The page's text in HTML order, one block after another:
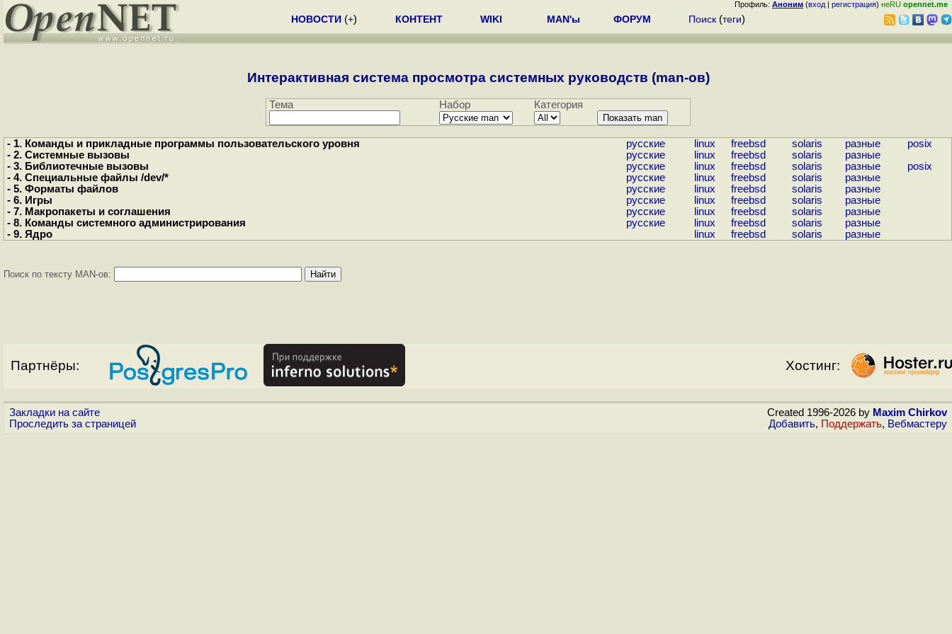
Профиль: Аноним (вход | регистрация) неRU opennet.me
НОВОСТИ (+) КОНТЕНТ WIKI MAN'ы ФОРУМ Поиск (теги)
Интерактивная система просмотра системных руководств (man-ов)
Тема Набор Категория
- 1. Команды и прикладные программы пользовательского уровня русские linux freebsd solaris разные
posix
- 2. Системные вызовы
русские linux freebsd solaris
разные
- 3. Библиотечные вызовы
русские linux freebsd solaris разные
posix
- 4. Специальные файлы /dev/*
русские linux freebsd solaris
разные
- 5. Форматы файлов
русские linux freebsd solaris
разные
- 6. Игры
русские linux freebsd solaris
разные
- 7. Макропакеты и соглашения
русские linux freebsd solaris
разные
- 8. Команды системного администрирования
русские linux freebsd solaris
разные
- 9. Ядро
linux freebsd solaris разные
Поиск по тексту MAN-ов:
Партнёры: Хостинг:
Закладки на сайте
Проследить за страницей
Created 1996-2026 by Maxim Chirkov
Добавить, Поддержать, Вебмастеру